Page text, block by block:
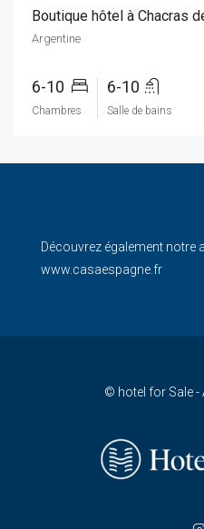
Boutique hôtel à Chacras
Argentine
6-10
Chambres
6-10
Salle de bains
Découvrez également notre
www.casaespagne.fr
© hotel for Sale -